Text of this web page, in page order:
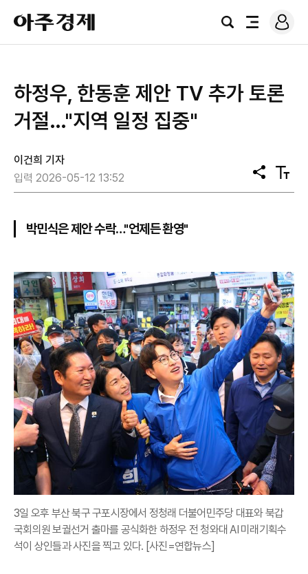
아
주
경
검
전
로
그
하정우, 한동훈 제안 TV 추가 토론
거절…"지역 일정 집중"
이건희 기자
입력 2026-05-12 13:52
공
유
텍
스
박민식은 제안 수락…"언제든 환영"
3일 오후 부산 북구 구포시장에서 정청래 더불어민주당 대표와 북갑
국회의원 보궐선거 출마를 공식화한 하정우 전 청와대 AI 미래기획수
석이 상인들과 사진을 찍고 있다. [사진=연합뉴스]